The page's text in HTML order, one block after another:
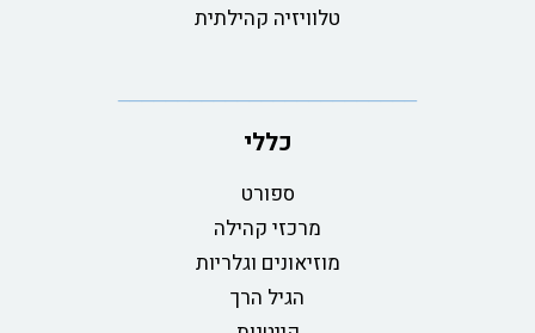
טלוויזיה קהילתית
כללי
ספורט
מרכזי קהילה
מוזיאונים וגלריות
הגיל הרך